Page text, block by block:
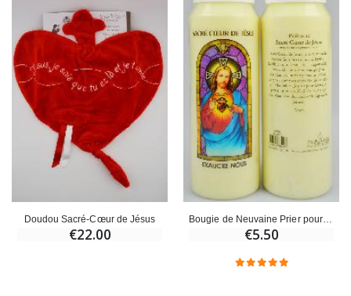
Doudou Sacré-Cœur de Jésus
€22.00
Bougie de Neuvaine Prier pour les Épreuves de la Vie - Sacré Coeur de Jésus
€5.50